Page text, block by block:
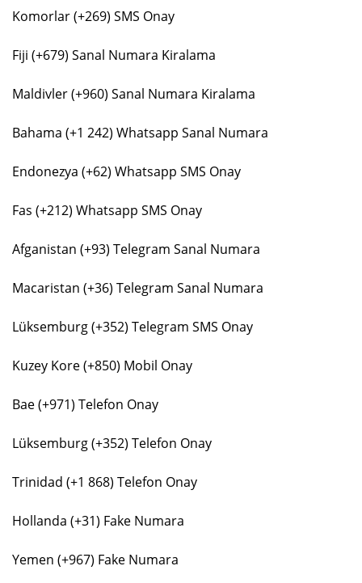
Komorlar (+269) SMS Onay
Fiji (+679) Sanal Numara Kiralama
Maldivler (+960) Sanal Numara Kiralama
Bahama (+1 242) Whatsapp Sanal Numara
Endonezya (+62) Whatsapp SMS Onay
Fas (+212) Whatsapp SMS Onay
Afganistan (+93) Telegram Sanal Numara
Macaristan (+36) Telegram Sanal Numara
Lüksemburg (+352) Telegram SMS Onay
Kuzey Kore (+850) Mobil Onay
Bae (+971) Telefon Onay
Lüksemburg (+352) Telefon Onay
Trinidad (+1 868) Telefon Onay
Hollanda (+31) Fake Numara
Yemen (+967) Fake Numara